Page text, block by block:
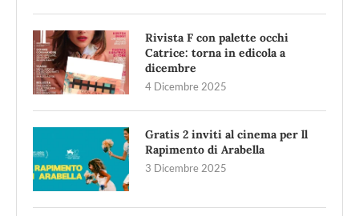
Rivista F con palette occhi
Catrice: torna in edicola a
dicembre
4 Dicembre 2025
Gratis 2 inviti al cinema per ll
Rapimento di Arabella
3 Dicembre 2025